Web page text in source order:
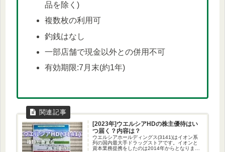
品を除く)
複数枚の利用可
釣銭はなし
一部店舗で現金以外との併用不可
有効期限:7月末(約1年)
[2023年]ウエルシアHDの株主優待はい
つ届く？内容は？
ウエルシアホールディングス(3141)はイオン系
列の国内最大手ドラッグストアです。イオンと
資本業務提携をしたのは2014年からとなりま